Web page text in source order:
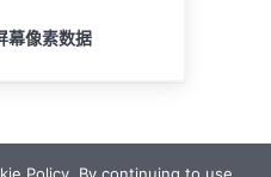
幕像素数据